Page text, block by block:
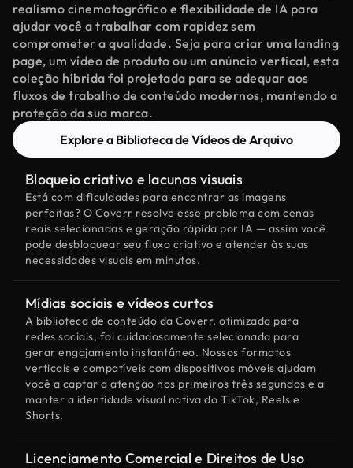
realismo cinematográfico e flexibilidade de IA para
ajudar você a trabalhar com rapidez sem
comprometer a qualidade. Seja para criar uma landing
page, um vídeo de produto ou um anúncio vertical, esta
coleção híbrida foi projetada para se adequar aos
fluxos de trabalho de conteúdo modernos, mantendo a
proteção da sua marca.
Explore a Biblioteca de Vídeos de Arquivo
Bloqueio criativo e lacunas visuais
Está com dificuldades para encontrar as imagens
perfeitas? O Coverr resolve esse problema com cenas
reais selecionadas e geração rápida por IA — assim você
pode desbloquear seu fluxo criativo e atender às suas
necessidades visuais em minutos.
Mídias sociais e vídeos curtos
A biblioteca de conteúdo da Coverr, otimizada para
redes sociais, foi cuidadosamente selecionada para
gerar engajamento instantâneo. Nossos formatos
verticais e compatíveis com dispositivos móveis ajudam
você a captar a atenção nos primeiros três segundos e a
manter a identidade visual nativa do TikTok, Reels e
Shorts.
Licenciamento Comercial e Direitos de Uso